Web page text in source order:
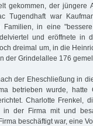
gekommen, der jüngere
Tugendhaft war
in eine
und eröffnete in
dreimal um, in die
der Grindelallee 176
der Eheschließung in
betrieben wurde, hatte
Charlotte Frenkel,
in der Firma mit und
beschäftigt war, eine